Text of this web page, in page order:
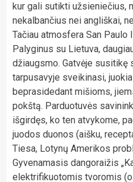
kur gali sutikti užsieniečius,
nekalbančius nei angliškai,
Tačiau atmosfera San
Palyginus su Lietuva,
džiaugsmo. Gatvėje susitikę
tarpusavyje sveikinasi,
beprasidedant mišioms,
pokštą. Parduotuvės
išgirdęs, ko ten atvykome,
juodos duonos (aišku,
Tiesa, Lotynų Amerikos
Gyvenamasis dangoraižis
elektrifikuotomis tvoromis